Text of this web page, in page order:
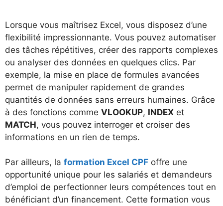
Lorsque vous maîtrisez Excel, vous disposez d’une
flexibilité impressionnante. Vous pouvez automatiser
des tâches répétitives, créer des rapports complexes
ou analyser des données en quelques clics. Par
exemple, la mise en place de formules avancées
permet de manipuler rapidement de grandes
quantités de données sans erreurs humaines. Grâce
à des fonctions comme VLOOKUP, INDEX et
MATCH, vous pouvez interroger et croiser des
informations en un rien de temps.
Par ailleurs, la formation Excel CPF offre une
opportunité unique pour les salariés et demandeurs
d’emploi de perfectionner leurs compétences tout en
bénéficiant d’un financement. Cette formation vous